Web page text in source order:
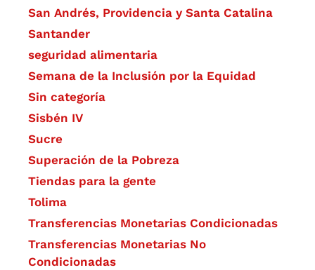
San Andrés, Providencia y Santa Catalina
Santander
seguridad alimentaria
Semana de la Inclusión por la Equidad
Sin categoría
Sisbén IV
Sucre
Superación de la Pobreza
Tiendas para la gente
Tolima
Transferencias Monetarias Condicionadas
Transferencias Monetarias No
Condicionadas